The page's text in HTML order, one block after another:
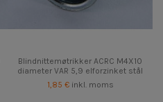
Blindnittemøtrikker ACRC M4X10
diameter VAR 5,9 elforzinket stål
1,85 € inkl. moms